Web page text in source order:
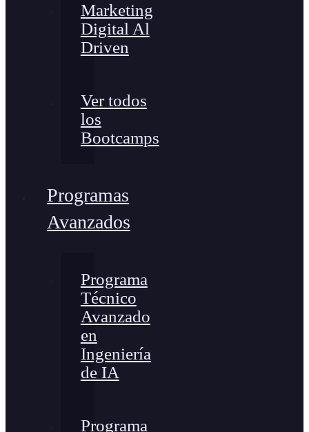
Marketing
Digital Al
Driven
Ver todos
los
Bootcamps
Programas
Avanzados
Programa
Técnico
Avanzado
en
Ingeniería
de IA
Programa